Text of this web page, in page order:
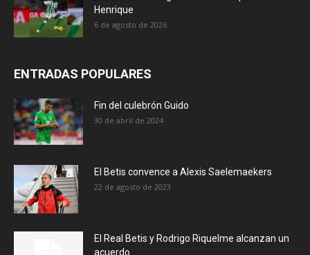
Henrique
6 de agosto de 2026
ENTRADAS POPULARES
Fin del culebrón Guido
30 de abril de 2024
El Betis convence a Alexis Saelemaekers
22 de agosto de 2023
El Real Betis y Rodrigo Riquelme alcanzan un
acuerdo